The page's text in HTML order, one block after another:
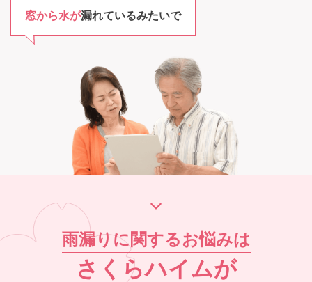
窓から水が漏れているみたいで
雨漏りに関するお悩みは
さくらハイムが